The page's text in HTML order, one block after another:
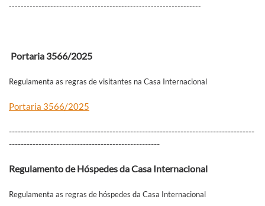
-----------------------------------------------------------------
Portaria 3566/2025
Regulamenta as regras de visitantes na Casa Internacional
Portaria 3566/2025
-----------------------------------------------------------------------------------
---------------------------------------------------
Regulamento de Hóspedes da Casa Internacional
Regulamenta as regras de hóspedes da Casa Internacional